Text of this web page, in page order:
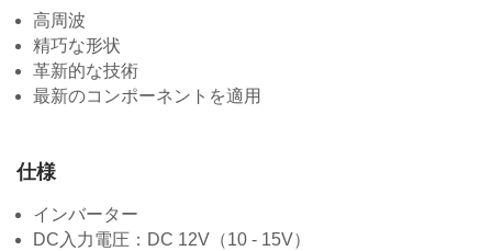
高周波
精巧な形状
革新的な技術
最新のコンポーネントを適用
仕様
インバーター
DC入力電圧：DC 12V（10 - 15V）